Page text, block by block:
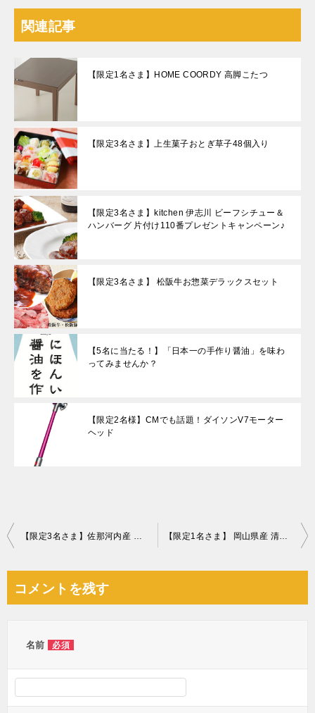
関連記事
【限定1名さま】HOME COORDY 高脚こたつ
【限定3名さま】上生菓子おとぎ草子48個入り
【限定3名さま】kitchen 伊志川 ビーフシチュー＆
ハンバーグ 片付け110番プレゼントキャンペーン♪
【限定3名さま】 松阪牛お惣菜デラックスセット
【5名に当たる！】「日本一の手作り醤油」を味わ
ってみませんか？
【限定2名様】CMでも話題！ダイソンV7モーター
ヘッド
投
ビ
コメントを残す
名前 必須